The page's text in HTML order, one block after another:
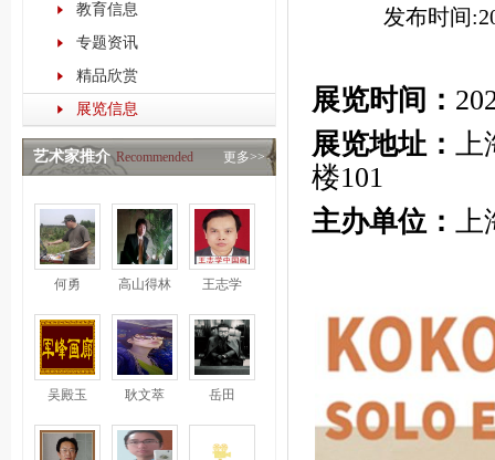
教育信息
专题资讯
精品欣赏
展览信息
艺术家推介 Recommended 更多>>
何勇 高山得林 王志学
吴殿玉 耿文萃 岳田
发布时间
展览时间：
展览地址： 上
楼101
主办单位： 上